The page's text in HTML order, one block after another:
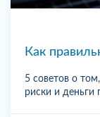
Как
5 советов о
риски и деньги